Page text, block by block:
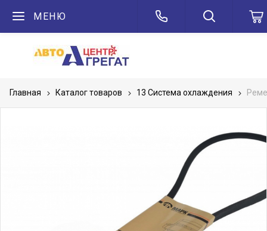
МЕНЮ
Главная Каталог товаров 13 Система охлаждения